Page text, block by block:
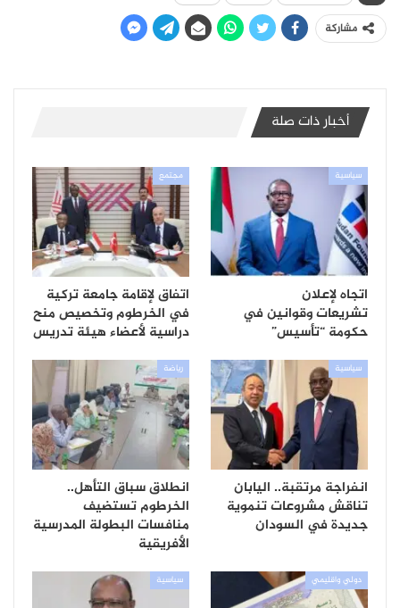
مشاركة
أخبار ذات صلة
سياسية
اتجاه لإعلان
تشريعات وقوانين في
حكومة “تأسيس”
مجتمع
اتفاق لإقامة جامعة تركية
في الخرطوم وتخصيص منح
دراسية لأعضاء هيئة تدريس
سياسية
انفراجة مرتقبة.. اليابان
تناقش مشروعات تنموية
جديدة في السودان
رياضة
انطلاق سباق التأهل..
الخرطوم تستضيف
منافسات البطولة المدرسية
الأفريقية
دولي واقليمي سياسية